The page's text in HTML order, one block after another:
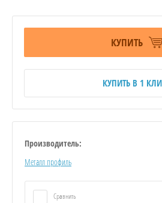
КУПИТЬ
КУПИТЬ В 1
Производитель:
Металл профиль
Сравнить